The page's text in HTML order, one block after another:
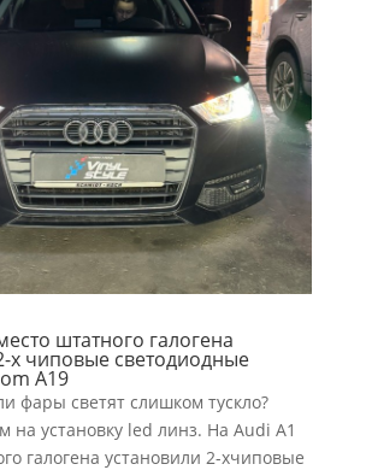
штатного галогена
х чиповые светодиодные
A19
фары светят слишком тускло?
на установку led линз. На Audi A1
галогена установили 2-хчиповые